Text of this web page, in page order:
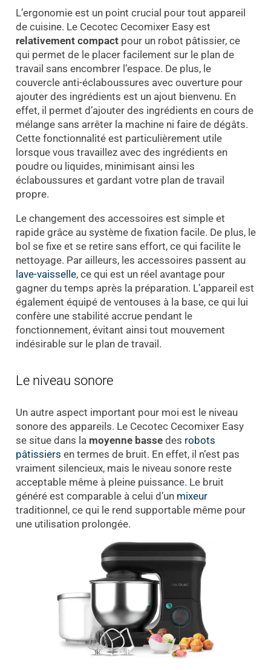
L’ergonomie est un point crucial pour tout appareil
de cuisine. Le Cecotec Cecomixer Easy est
relativement compactpour un robot pâtissier, ce
qui permet de le placer facilement sur le plan de
travail sans encombrer l’espace. De plus, le
couvercle anti-éclaboussures avec ouverture pour
ajouter des ingrédients est un ajout bienvenu. En
effet, il permet d’ajouter des ingrédients en cours de
mélange sans arrêter la machine ni faire de dégâts.
Cette fonctionnalité est particulièrement utile
lorsque vous travaillez avec des ingrédients en
poudre ou liquides, minimisant ainsi les
éclaboussures et gardant votre plan de travail
propre.
Le changement des accessoires est simple et
rapide grâce au système de fixation facile. De plus, le
bol se fixe et se retire sans effort, ce qui facilite le
nettoyage. Par ailleurs, les accessoires passent au
lave-vaisselle, ce qui est un réel avantage pour
gagner du temps après la préparation. L’appareil est
également équipé de ventouses à la base, ce qui lui
confère une stabilité accrue pendant le
fonctionnement, évitant ainsi tout mouvement
indésirable sur le plan de travail.
Le niveau sonore
Un autre aspect important pour moi est le niveau
sonore des appareils. Le Cecotec Cecomixer Easy
se situe dans la moyenne bassedes robots
pâtissiers en termes de bruit. En effet, il n’est pas
vraiment silencieux, mais le niveau sonore reste
acceptable même à pleine puissance. Le bruit
généré est comparable à celui d’un mixeur
traditionnel, ce qui le rend supportable même pour
une utilisation prolongée.